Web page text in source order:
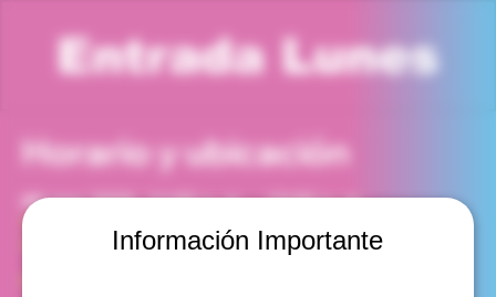
Información Importante
Entrada Lunes
Horario y ubicación
09 mar 2026, 11:00 a. m. – 12:00 p. m.
Viña del Mar, Cam. Internacional 2440, Viña del Mar,
Valparaíso, Chile